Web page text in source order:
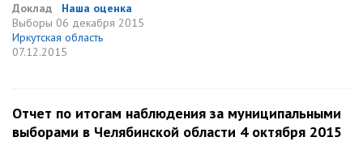
Доклад
Наша оценка
Выборы 06 декабря 2015
Иркутская область
07.12.2015
Отчет по итогам наблюдения за муниципальными
выборами в Челябинской области 4 октября 2015